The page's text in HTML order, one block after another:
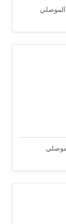
الموصلي